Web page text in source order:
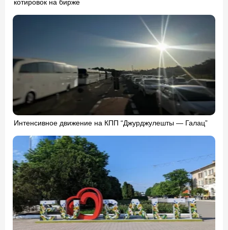
котировок на бирже
Интенсивное движение на КПП “Джурджулешты — Галац”